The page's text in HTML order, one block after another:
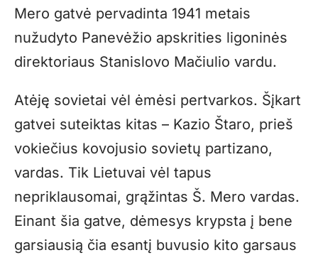
Mero gatvė pervadinta 1941 metais
nužudyto Panevėžio apskrities ligoninės
direktoriaus Stanislovo Mačiulio vardu.
Atėję sovietai vėl ėmėsi pertvarkos. Šįkart
gatvei suteiktas kitas – Kazio Štaro, prieš
vokiečius kovojusio sovietų partizano,
vardas. Tik Lietuvai vėl tapus
nepriklausomai, grąžintas Š. Mero vardas.
Einant šia gatve, dėmesys krypsta į bene
garsiausią čia esantį buvusio kito garsaus